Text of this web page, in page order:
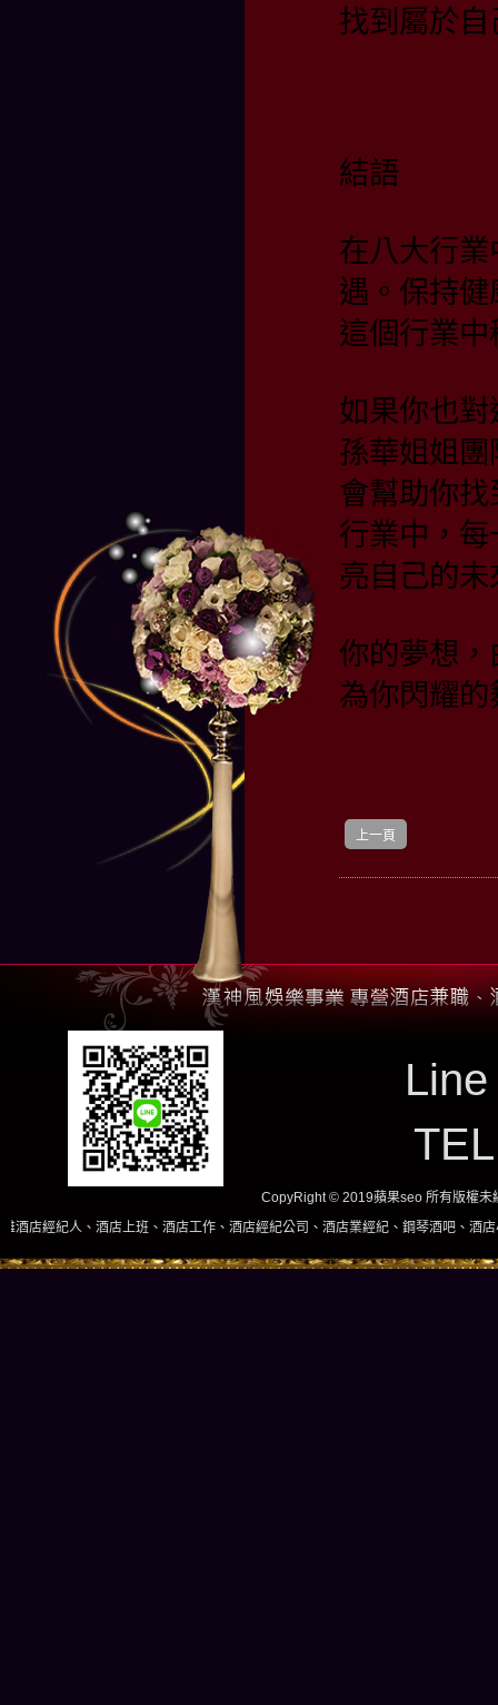
找到屬於
結語
在八大行
遇。保持
這個行業
如果你也
孫華姐姐
會幫助你
行業中，
亮自己的
你的夢想
為你閃耀的
上一頁
CopyRight © 2019蘋果seo 所有版權未
店上班、酒店工作、酒店經紀公司、酒店業經紀、鋼琴酒吧、酒店小姐、酒店